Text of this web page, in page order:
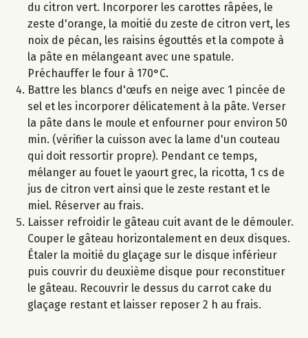
du citron vert. Incorporer les carottes râpées, le
zeste d'orange, la moitié du zeste de citron vert, les
noix de pécan, les raisins égouttés et la compote à
la pâte en mélangeant avec une spatule.
Préchauffer le four à 170°C.
Battre les blancs d'œufs en neige avec 1 pincée de
sel et les incorporer délicatement à la pâte. Verser
la pâte dans le moule et enfourner pour environ 50
min. (vérifier la cuisson avec la lame d'un couteau
qui doit ressortir propre). Pendant ce temps,
mélanger au fouet le yaourt grec, la ricotta, 1 cs de
jus de citron vert ainsi que le zeste restant et le
miel. Réserver au frais.
Laisser refroidir le gâteau cuit avant de le démouler.
Couper le gâteau horizontalement en deux disques.
Étaler la moitié du glaçage sur le disque inférieur
puis couvrir du deuxième disque pour reconstituer
le gâteau. Recouvrir le dessus du carrot cake du
glaçage restant et laisser reposer 2 h au frais.